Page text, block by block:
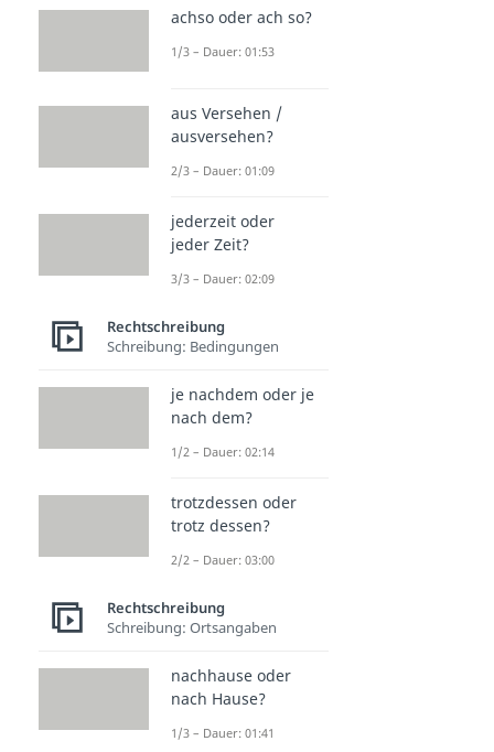
achso oder ach so?
1/3 – Dauer: 01:53
aus Versehen /
ausversehen?
2/3 – Dauer: 01:09
jederzeit oder
jeder Zeit?
3/3 – Dauer: 02:09
Rechtschreibung
Schreibung: Bedingungen
je nachdem oder je
nach dem?
1/2 – Dauer: 02:14
trotzdessen oder
trotz dessen?
2/2 – Dauer: 03:00
Rechtschreibung
Schreibung: Ortsangaben
nachhause oder
nach Hause?
1/3 – Dauer: 01:41